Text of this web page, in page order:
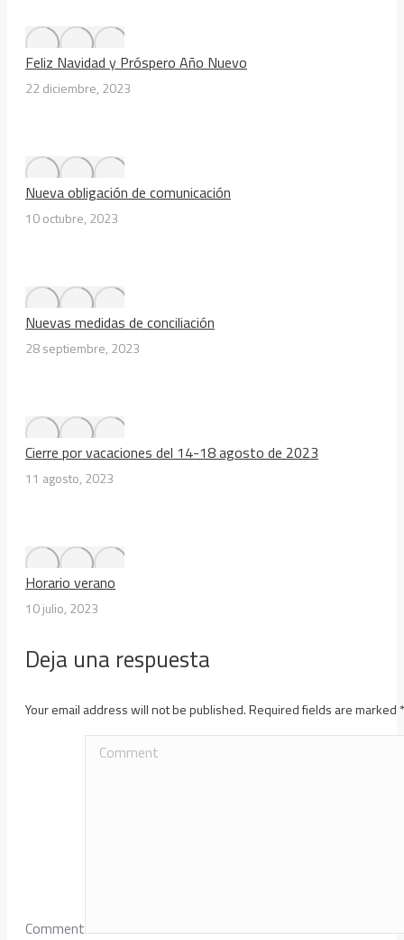
Feliz Navidad y Próspero Año Nuevo
22 diciembre, 2023
Nueva obligación de comunicación
10 octubre, 2023
Nuevas medidas de conciliación
28 septiembre, 2023
Cierre por vacaciones del 14-18 agosto de 2023
11 agosto, 2023
Horario verano
10 julio, 2023
Deja una respuesta
Your email address will not be published. Required fields are marked *
Comment